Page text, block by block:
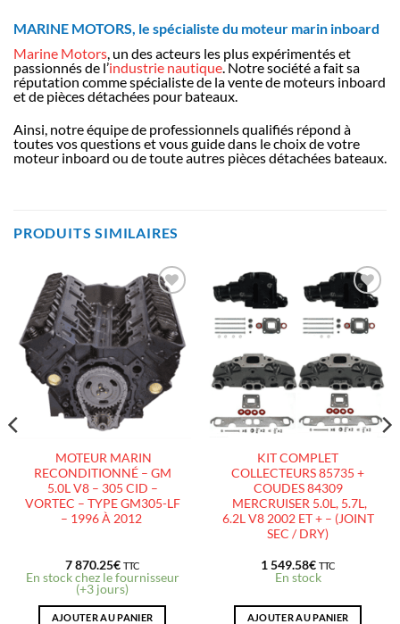
MARINE MOTORS, le spécialiste du moteur marin inboard
Marine Motors , un des acteurs les plus expérimentés et
passionnés de l’industrie nautique. Notre société a fait sa
réputation comme spécialiste de la vente de moteurs inboard
et de pièces détachées pour bateaux.
Ainsi, notre équipe de professionnels qualifiés répond à
toutes vos questions et vous guide dans le choix de votre
moteur inboard ou de toute autres pièces détachées bateaux.
PRODUITS SIMILAIRES
AJOUTER
À LA
LISTE
D’ENVIES
MOTEUR MARIN
RECONDITIONNÉ – GM
5.0L V8 – 305 CID –
VORTEC – TYPE GM305-LF
– 1996 À 2012
7 870.25€ TTC
En stock chez le fournisseur
(+3 jours)
AJOUTER AU PANIER
AJOUTER
À LA
LISTE
D’ENVIES
KIT COMPLET
COLLECTEURS 85735 +
COUDES 84309
MERCRUISER 5.0L, 5.7L,
6.2L V8 2002 ET + – (JOINT
SEC / DRY)
1 549.58€ TTC
En stock
AJOUTER AU PANIER